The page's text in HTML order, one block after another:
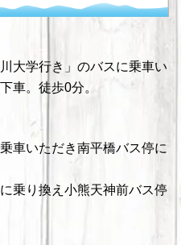
大学行き」のバスに乗車い
車。徒歩0分。
車いただき南平橋バス停に
乗り換え小熊天神前バス停